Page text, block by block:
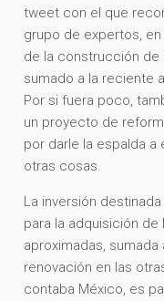
tweet con el que
grupo de expertos,
de la construcción de
sumado a la reciente
Por si fuera poco,
un proyecto de
por darle la espalda a
otras cosas.
La inversión
para la adquisición
aproximadas,
renovación en las
contaba México, es